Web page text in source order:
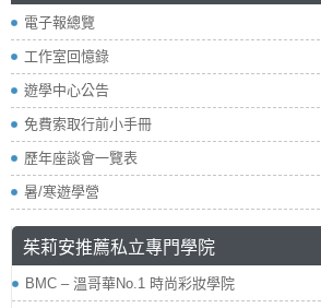
電子報總覽
工作室回憶錄
遊學中心公告
免費索取行前小手冊
歷年座談會一覽表
暑/寒遊學營
茱莉安推薦私立專門學院
BMC – 溫哥華No.1 時尚彩妝學院